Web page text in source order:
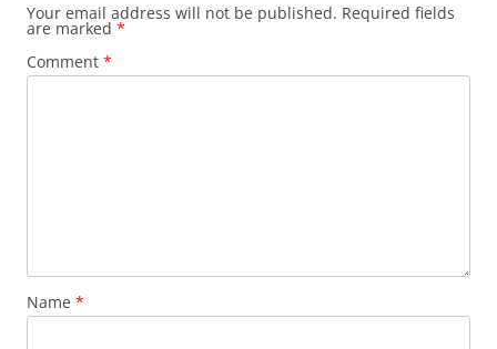
Your email address will not be published. Required fields
are marked *
Comment *
Name *